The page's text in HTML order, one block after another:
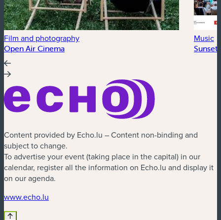
Film and photography
Open Air Cinema
Music
Sunset
Content provided by Echo.lu – Content non-binding and
subject to change.
To advertise your event (taking place in the capital) in our
calendar, register all the information on Echo.lu and display it
on our agenda.
www.echo.lu